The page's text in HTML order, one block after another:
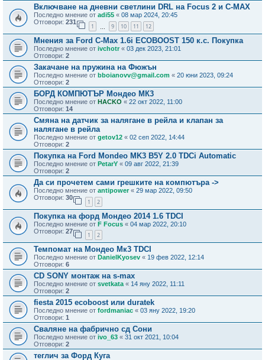
Включване на дневни светлини DRL на Focus 2 и C-MAX
Последно мнение от adi55 « 08 мар 2024, 20:45
Отговори: 231
1 9 10 11 12
Мнения за Ford C-Max 1.6i ECOBOOST 150 к.с. Покупка
Последно мнение от ivchotr « 03 дек 2023, 21:01
Отговори: 2
Закачане на пружина на Фюжън
Последно мнение от bboianovv@gmail.com « 20 юни 2023, 09:24
Отговори: 2
БОРД КОМПЮТЪР Мондео МК3
Последно мнение от HACKO « 22 окт 2022, 11:00
Отговори: 14
Смяна на датчик за налягане в рейла и клапан за
налягане в рейла
Последно мнение от getov12 « 02 сеп 2022, 14:44
Отговори: 2
Покупка на Ford Mondeo MK3 B5Y 2.0 TDCi Automatic
Последно мнение от PetarY « 09 авг 2022, 21:39
Отговори: 2
Да си прочетем сами грешките на компютъра ->
Последно мнение от antipower« 29 мар 2022, 09:50
Отговори: 30
1 2
Покупка на форд Мондео 2014 1.6 TDCI
Последно мнение от F Focus « 04 мар 2022, 20:10
Отговори: 27
1 2
Темпомат на Мондео Мк3 TDCI
Последно мнение от DanielKyosev « 19 фев 2022, 12:14
Отговори: 6
CD SONY монтаж на s-max
Последно мнение от svetkata « 14 яну 2022, 11:11
Отговори: 2
fiesta 2015 ecoboost или duratek
Последно мнение от fordmaniac « 03 яну 2022, 19:20
Отговори: 1
Сваляне на фабрично сд Сони
Последно мнение от ivo_63 « 31 окт 2021, 10:04
Отговори: 2
теглич за Форд Куга